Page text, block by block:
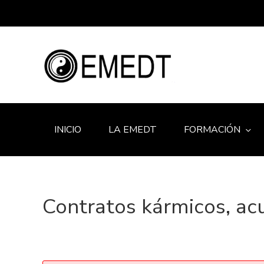
INICIO LA EMEDT FORMACIÓN
Contratos kármicos,